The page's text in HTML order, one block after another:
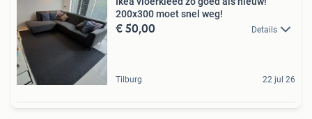
200x300 moet snel weg!
€ 50,00 Details
Tilburg 22 jul 26